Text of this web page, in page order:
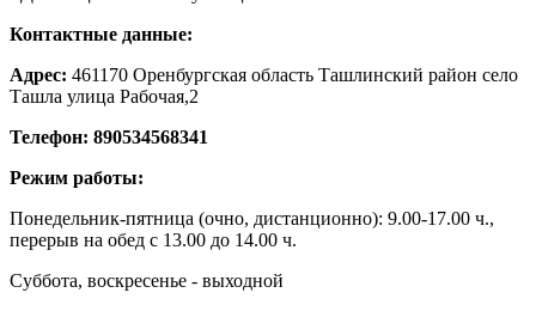
Контактные данные:
Адрес: 461170 Оренбургская область Ташлинский район село
Ташла улица Рабочая,2
Телефон: 890534568341
Режим работы:
Понедельник-пятница (очно, дистанционно): 9.00-17.00 ч.,
перерыв на обед с 13.00 до 14.00 ч.
Суббота, воскресенье - выходной